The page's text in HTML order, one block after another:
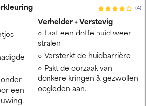
een
(4)
Verhelder + Verstevig
Laat een doffe huid weer
stralen
Versterkt de huidbarrière
Pakt de oorzaak van
donkere kringen & gezwollen
oogleden aan.